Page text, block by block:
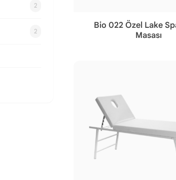
2
2
Bio 022 Özel Lake
Masası